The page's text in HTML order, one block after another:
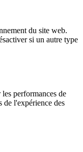
du site web.
si un autre type
performances de
de l'expérience des